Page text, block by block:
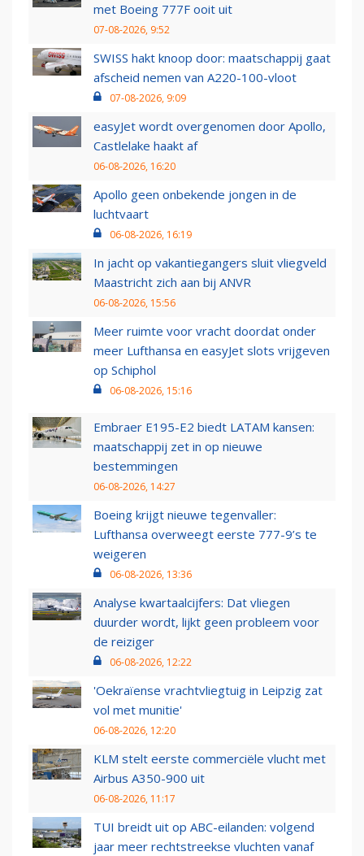
met Boeing 777F ooit uit
07-08-2026, 9:52
SWISS hakt knoop door: maatschappij gaat
afscheid nemen van A220-100-vloot
07-08-2026, 9:09
easyJet wordt overgenomen door Apollo,
Castlelake haakt af
06-08-2026, 16:20
Apollo geen onbekende jongen in de
luchtvaart
06-08-2026, 16:19
In jacht op vakantiegangers sluit vliegveld
Maastricht zich aan bij ANVR
06-08-2026, 15:56
Meer ruimte voor vracht doordat onder
meer Lufthansa en easyJet slots vrijgeven
op Schiphol
06-08-2026, 15:16
Embraer E195-E2 biedt LATAM kansen:
maatschappij zet in op nieuwe
bestemmingen
06-08-2026, 14:27
Boeing krijgt nieuwe tegenvaller:
Lufthansa overweegt eerste 777-9’s te
weigeren
06-08-2026, 13:36
Analyse kwartaalcijfers: Dat vliegen
duurder wordt, lijkt geen probleem voor
de reiziger
06-08-2026, 12:22
'Oekraïense vrachtvliegtuig in Leipzig zat
vol met munitie'
06-08-2026, 12:20
KLM stelt eerste commerciële vlucht met
Airbus A350-900 uit
06-08-2026, 11:17
TUI breidt uit op ABC-eilanden: volgend
jaar meer rechtstreekse vluchten vanaf